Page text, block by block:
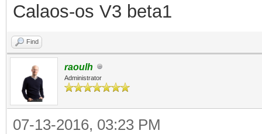
Calaos-os V3 beta1
Find
raoulh
Administrator
07-13-2016, 03:23 PM